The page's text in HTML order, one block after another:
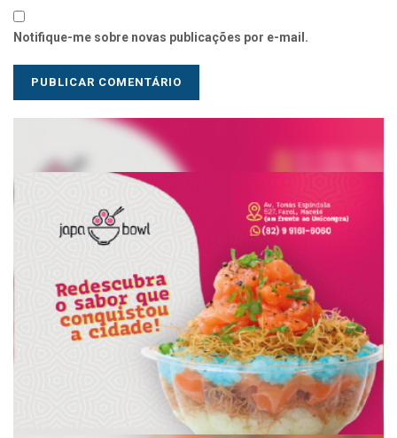
Notifique-me sobre novas publicações por e-mail.